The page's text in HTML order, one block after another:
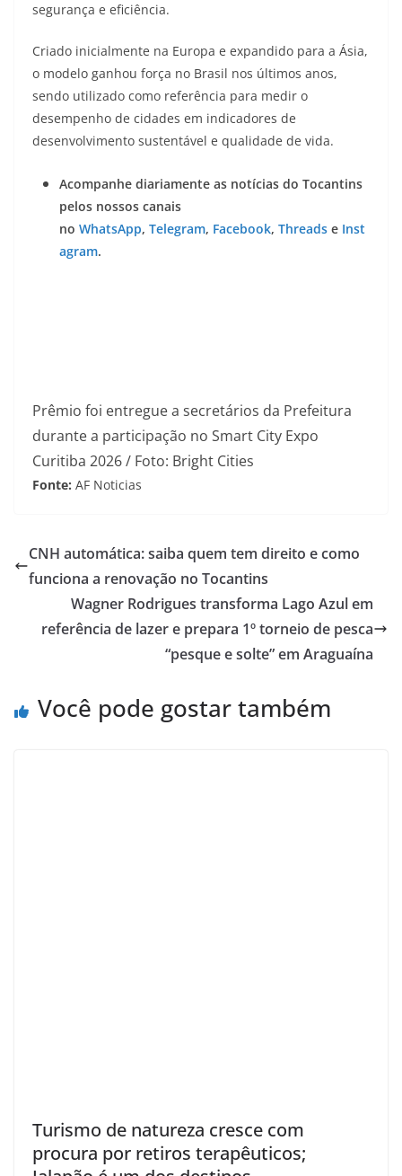
segurança e eficiência.
Criado inicialmente na Europa e expandido para a Ásia,
o modelo ganhou força no Brasil nos últimos anos,
sendo utilizado como referência para medir o
desempenho de cidades em indicadores de
desenvolvimento sustentável e qualidade de vida.
Acompanhe diariamente as notícias do Tocantins
pelos nossos canais
no WhatsApp, Telegram, Facebook, Threads e Inst
agram.
Prêmio foi entregue a secretários da Prefeitura
durante a participação no Smart City Expo
Curitiba 2026 / Foto: Bright Cities
Fonte: AF Noticias
CNH automática: saiba quem tem direito e como
funciona a renovação no Tocantins
Wagner Rodrigues transforma Lago Azul em
referência de lazer e prepara 1º torneio de pesca
“pesque e solte” em Araguaína
Você pode gostar também
Turismo de natureza cresce com
procura por retiros terapêuticos;